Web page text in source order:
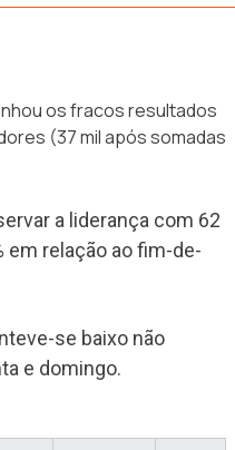
os fracos resultados
(37 mil após somadas
a liderança com 62
em relação ao fim-de-
se baixo não
e domingo.